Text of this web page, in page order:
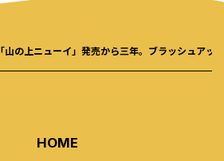
「山の上ニューイ」発売から三年。ブラッシュアッ
HOME